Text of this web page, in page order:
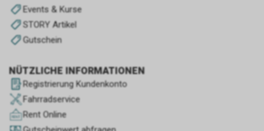
Events & Kurse
STORY Artikel
Gutschein
NÜTZLICHE INFORMATIONEN
Registrierung Kundenkonto
Fahrradservice
Rent Online